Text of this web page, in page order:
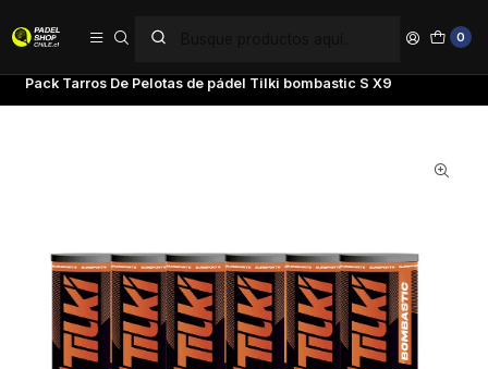
0
Pack Tarros De Pelotas de pádel Tilki bombastic S X9